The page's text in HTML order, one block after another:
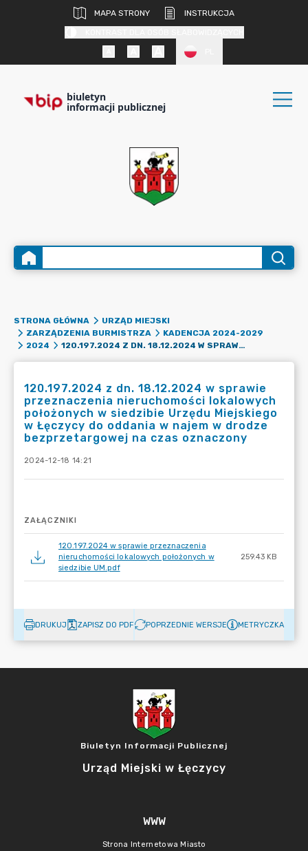
MAPA STRONY
INSTRUKCJA
biuletyn
informacji publicznej
STRONA GŁÓWNA
URZĄD MIEJSKI
ZARZĄDZENIA BURMISTRZA
KADENCJA 2024-2029
2024
120.197.2024 Z DN. 18.12.2024 W SPRAWIE PRZEZNACZENIA NIERUCHOMOŚCI LOKALOWYCH POŁOŻONYCH W SIEDZIBIE URZĘDU MIEJSKIEGO W ŁĘCZYCY DO ODDANIA W NAJEM W DRODZE BEZPRZETARGOWEJ NA CZAS OZNACZONY
120.197.2024 z dn. 18.12.2024 w sprawie
przeznaczenia nieruchomości lokalowych
położonych w siedzibie Urzędu Miejskiego
w Łęczycy do oddania w najem w drodze
bezprzetargowej na czas oznaczony
2024-12-18 14:21
ZAŁĄCZNIKI
120.197.2024 w sprawie przeznaczenia
nieruchomości lokalowych położonych w
siedzibie UM.pdf
259.43 KB
DRUKUJ ZAPISZ DO PDF POPRZEDNIE WERSJE METRYCZKA
Biuletyn Informacji Publicznej
Urząd Miejski w Łęczycy
WWW
Strona Internetowa Miasto